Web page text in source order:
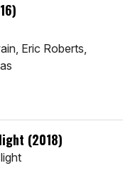
Eric Roberts,
(2018)